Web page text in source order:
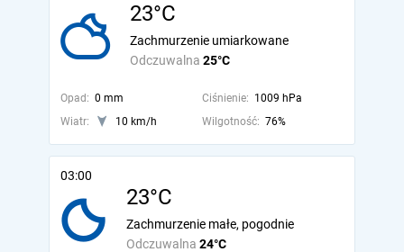
23°C
Odczuwalna 25°C
Zachmurzenie umiarkowane
Opad: 0 mm Ciśnienie: 1009 hPa
Wiatr:
10 km/h Wilgotność: 76%
03:00
23°C
Odczuwalna 24°C
Zachmurzenie małe, pogodnie